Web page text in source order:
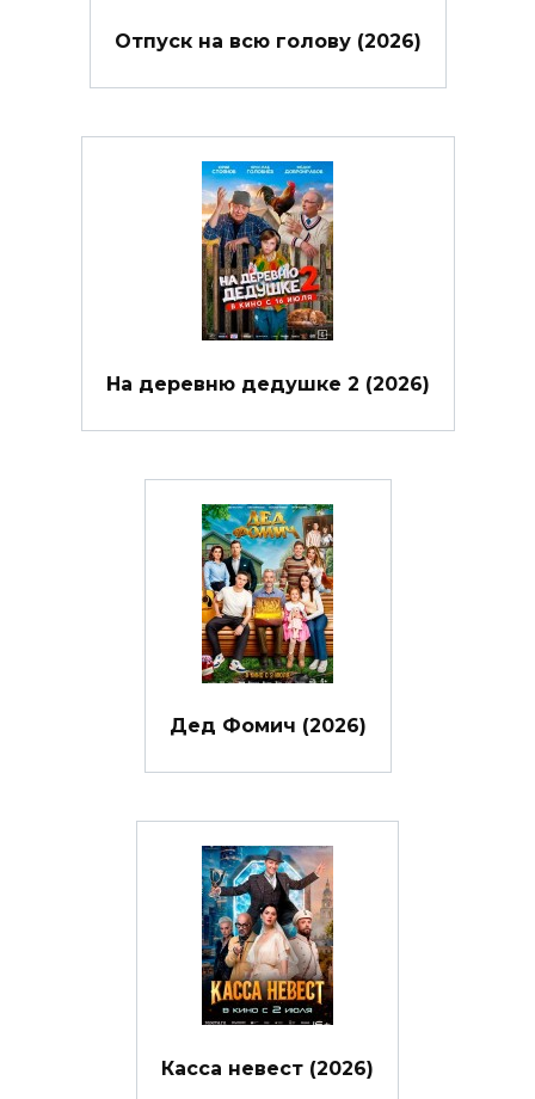
Отпуск на всю голову (2026)
На деревню дедушке 2 (2026)
Дед Фомич (2026)
Касса невест (2026)